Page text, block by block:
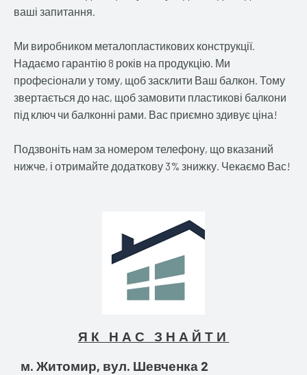
ваші запитання.
Ми виробником металопластикових конструкції.
Надаємо гарантію 8 років на продукцію. Ми
професіонали у тому, щоб засклити Ваш балкон. Тому
звертається до нас, щоб замовити пластикові балкони
під ключ чи балконні рами. Вас приємно здивує ціна!
Подзвоніть нам за номером телефону, що вказаний
нижче, і отримайте додаткову 3% знижку. Чекаємо Вас!
ЯК НАС ЗНАЙТИ
м. Житомир, вул. Шевченка 2